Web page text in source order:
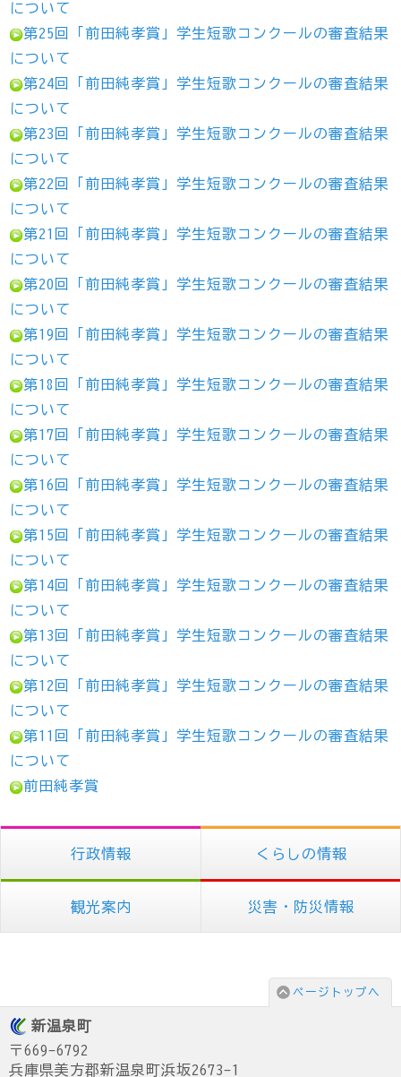
について
第25回「前田純孝賞」学生短歌コンクールの審査結果
について
第24回「前田純孝賞」学生短歌コンクールの審査結果
について
第23回「前田純孝賞」学生短歌コンクールの審査結果
について
第22回「前田純孝賞」学生短歌コンクールの審査結果
について
第21回「前田純孝賞」学生短歌コンクールの審査結果
について
第20回「前田純孝賞」学生短歌コンクールの審査結果
について
第19回「前田純孝賞」学生短歌コンクールの審査結果
について
第18回「前田純孝賞」学生短歌コンクールの審査結果
について
第17回「前田純孝賞」学生短歌コンクールの審査結果
について
第16回「前田純孝賞」学生短歌コンクールの審査結果
について
第15回「前田純孝賞」学生短歌コンクールの審査結果
について
第14回「前田純孝賞」学生短歌コンクールの審査結果
について
第13回「前田純孝賞」学生短歌コンクールの審査結果
について
第12回「前田純孝賞」学生短歌コンクールの審査結果
について
第11回「前田純孝賞」学生短歌コンクールの審査結果
について
前田純孝賞
行政情報 くらしの情報
観光案内 災害・防災情報
ページトップへ
新温泉町
〒669-6792
兵庫県美方郡新温泉町浜坂2673-1